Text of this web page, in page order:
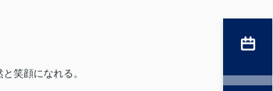
笑顔になれる。